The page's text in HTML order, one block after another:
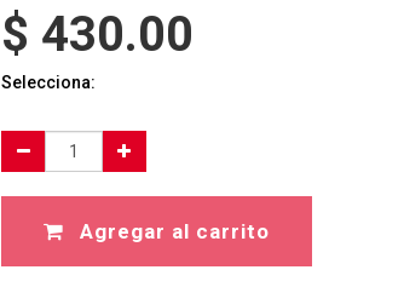
$ 430.00
Selecciona:
Agregar al carrito